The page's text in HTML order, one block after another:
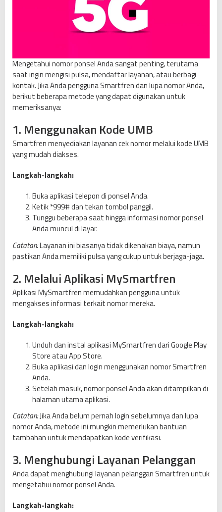
Mengetahui nomor ponsel Anda sangat penting, terutama
saat ingin mengisi pulsa, mendaftar layanan, atau berbagi
kontak. Jika Anda pengguna Smartfren dan lupa nomor Anda,
berikut beberapa metode yang dapat digunakan untuk
memeriksanya:
1. Menggunakan Kode UMB
Smartfren menyediakan layanan cek nomor melalui kode UMB
yang mudah diakses.
Langkah-langkah:
Buka aplikasi telepon di ponsel Anda.
Ketik *999# dan tekan tombol panggil.
Tunggu beberapa saat hingga informasi nomor ponsel
Anda muncul di layar.
Catatan:Layanan ini biasanya tidak dikenakan biaya, namun
pastikan Anda memiliki pulsa yang cukup untuk berjaga-jaga.
2. Melalui Aplikasi MySmartfren
Aplikasi MySmartfren memudahkan pengguna untuk
mengakses informasi terkait nomor mereka.
Langkah-langkah:
Unduh dan instal aplikasi MySmartfren dari Google Play
Store atau App Store.
Buka aplikasi dan login menggunakan nomor Smartfren
Anda.
Setelah masuk, nomor ponsel Anda akan ditampilkan di
halaman utama aplikasi.
Catatan:Jika Anda belum pernah login sebelumnya dan lupa
nomor Anda, metode ini mungkin memerlukan bantuan
tambahan untuk mendapatkan kode verifikasi.
3. Menghubungi Layanan Pelanggan
Anda dapat menghubungi layanan pelanggan Smartfren untuk
mengetahui nomor ponsel Anda.
Langkah-langkah: